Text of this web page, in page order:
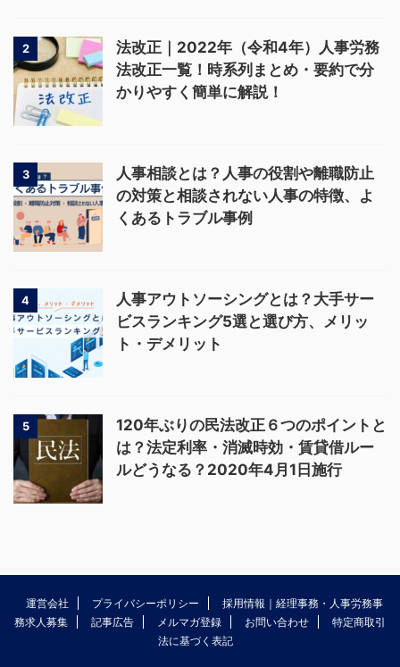
2
法改正｜2022年（令和4年）人事労務
法改正一覧！時系列まとめ・要約で分
かりやすく簡単に解説！
3
人事相談とは？人事の役割や離職防止
の対策と相談されない人事の特徴、よ
くあるトラブル事例
4
人事アウトソーシングとは？大手サー
ビスランキング5選と選び方、メリッ
ト・デメリット
5
120年ぶりの民法改正６つのポイントと
は？法定利率・消滅時効・賃貸借ルー
ルどうなる？2020年4月1日施行
運営会社 プライバシーポリシー
採用情報｜経理事務・人事労務事
務求人募集
記事広告 メルマガ登録 お問い合わせ
特定商取引
法に基づく表記